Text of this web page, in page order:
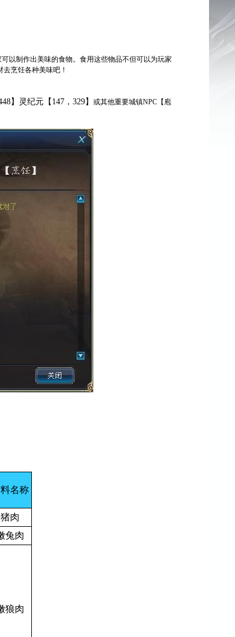
以制作出美味的食物。食用这些物品不但可以为玩家
烹饪各种美味吧！
】灵纪元【147，329】 或其他重要城镇NPC 【庖
名称
猪肉
兔肉
狼肉